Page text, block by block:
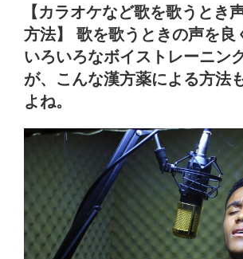
稿
日:【カラオケなど歌を歌うとき
方法】 歌を歌うときの声を良
いろいろなボイストレーニン
が、こんな漢方薬による方法
よね。